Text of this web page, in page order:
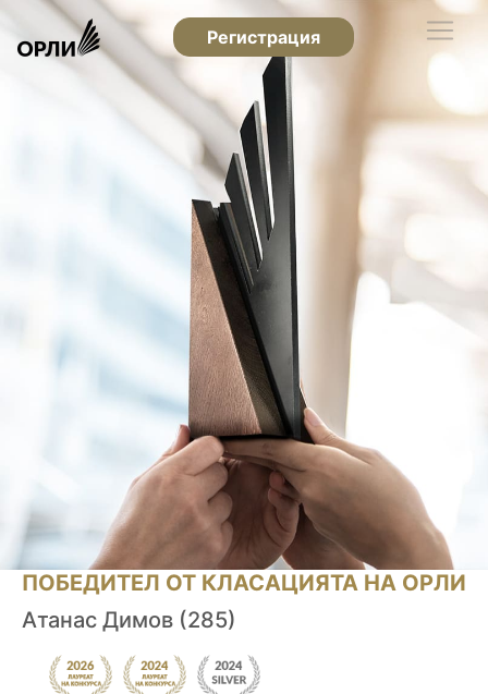
Регистрация
ПОБЕДИТЕЛ ОТ КЛАСАЦИЯТА НА ОРЛИ
Атанас Димов (285)